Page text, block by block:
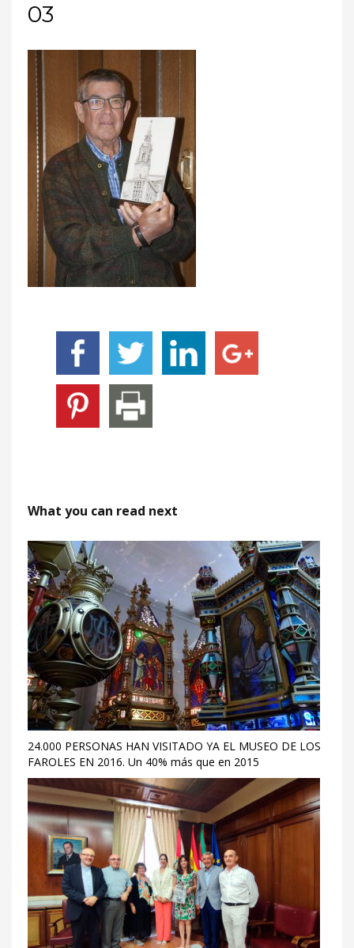
03
What you can read next
24.000 PERSONAS HAN VISITADO YA EL MUSEO DE LOS
FAROLES EN 2016. Un 40% más que en 2015